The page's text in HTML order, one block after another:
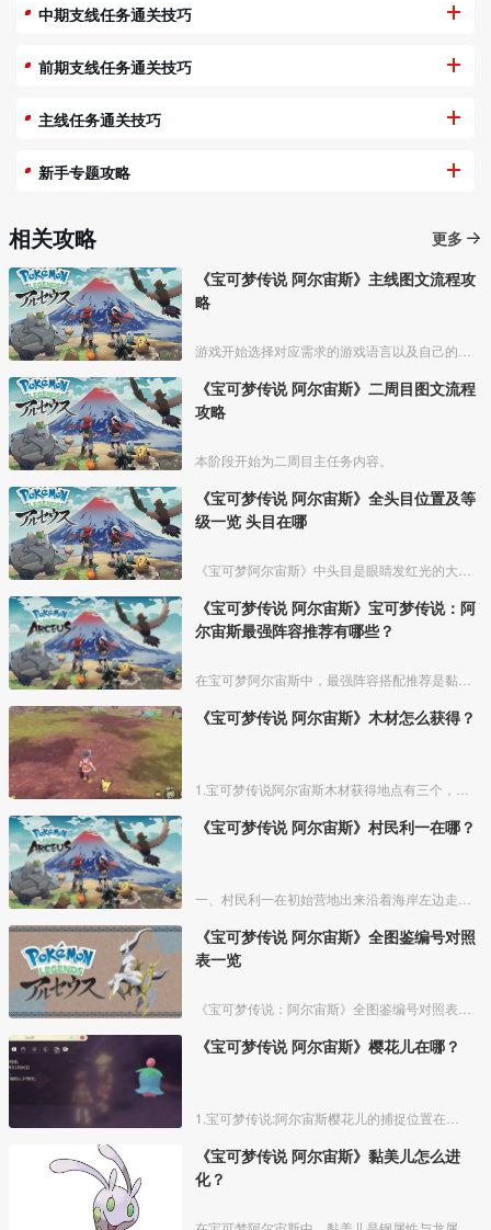
中期支线任务通关技巧
前期支线任务通关技巧
主线任务通关技巧
新手专题攻略
相关攻略
更多
《宝可梦传说 阿尔宙斯》主线图文流程攻
略
《宝可梦传说 阿尔宙斯》二周目图文流程
攻略
本阶段开始为二周目主任务内容。
《宝可梦传说 阿尔宙斯》全头目位置及等
级一览 头目在哪
《宝可梦传说 阿尔宙斯》宝可梦传说：阿
尔宙斯最强阵容推荐有哪些？
《宝可梦传说 阿尔宙斯》木材怎么获得？
《宝可梦传说 阿尔宙斯》村民利一在哪？
《宝可梦传说 阿尔宙斯》全图鉴编号对照
表一览
《宝可梦传说 阿尔宙斯》樱花儿在哪？
《宝可梦传说 阿尔宙斯》黏美儿怎么进
化？